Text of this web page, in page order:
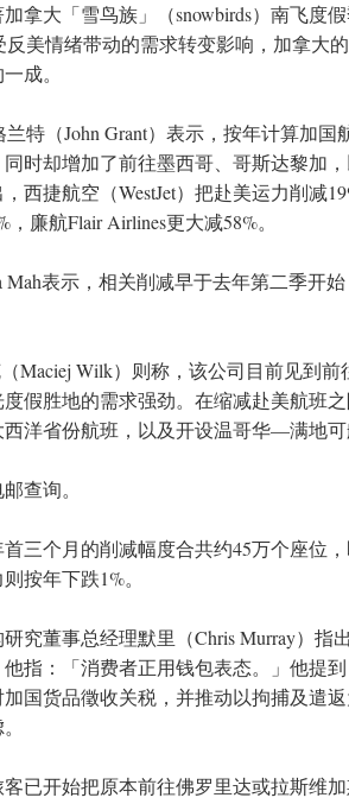
加拿大「雪鸟族」（snowbirds）南飞度
反美情绪带动的需求转变影响，加拿大
成。
特（John Grant）表示，按年计算加
时却增加了前往墨西哥、哥斯达黎加
西捷航空（WestJet）把赴美运力削减
，廉航Flair Airlines更大减58%。
Mah表示，相关削减早于去年第二季开
Maciej Wilk）则称，该公司目前见到
假胜地的需求强劲。在缩减赴美航班
西洋省份航班，以及开设温哥华—满地
查询。
三个月的削减幅度合共约45万个座位
按年下跌1%。
究董事总经理默里（Chris Murray）指
指：「消费者正用钱包表态。」他提
国货品徵收关税，并推动以拘捕及遣
已开始把原本前往佛罗里达或拉斯维